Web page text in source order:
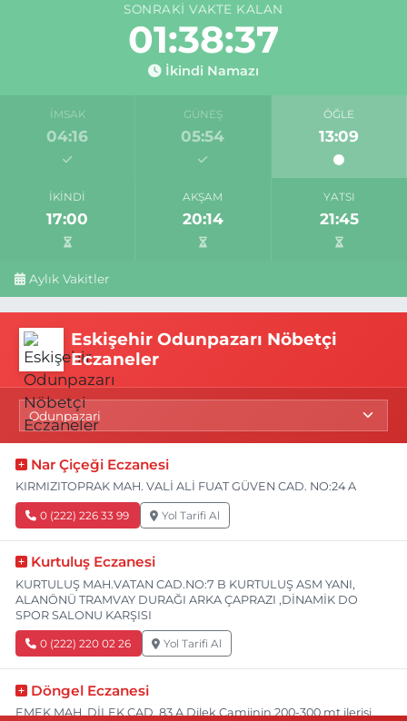
SONRAKI VAKTE KALAN
01:38:36
İkindi Namazı
İMSAK
04:16
GÜNEŞ
05:54
ÖĞLE
13:09
İKINDI
17:00
AKŞAM
20:14
YATSI
21:45
Aylık Vakitler
Eskişehir Odunpazarı Nöbetçi
Eczaneler
Nar Çiçeği Eczanesi
KIRMIZITOPRAK MAH. VALİ ALİ FUAT GÜVEN CAD. NO:24 A
0 (222) 226 33 99 Yol Tarifi Al
Kurtuluş Eczanesi
KURTULUŞ MAH.VATAN CAD.NO:7 B KURTULUŞ ASM YANI,
ALANÖNÜ TRAMVAY DURAĞI ARKA ÇAPRAZI ,DİNAMİK DO
SPOR SALONU KARŞISI
0 (222) 220 02 26 Yol Tarifi Al
Döngel Eczanesi
EMEK MAH. DİLEK CAD. 83 A Dilek Camiinin 200-300 mt ilerisi